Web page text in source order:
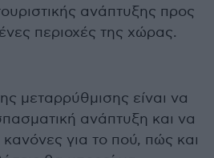
ανάπτυξης προς
περιοχές της χώρας.
μεταρρύθμισης είναι να
ανάπτυξη και να
κανόνες για το πού, πώς και